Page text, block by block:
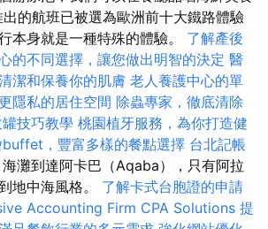
的航班已被選為歐洲前十大鐵路體驗
本身就是一種特殊的體驗。 了解產後
的不同選擇，讓您做出明智的決定 醫
潔和保養你的肌膚 老人養護中心的單
隱私的居住空間 除蟲專家，徹底清除
技巧教學 桃園植牙服務，為你打造健
buffet，豐富多樣的餐點選擇 台北記帳
海灘到達阿卡巴（Aqaba），只有阿拉
地中海風格。 了解卡式台胞證的申請
Accounting Firm CPA Solutions 提